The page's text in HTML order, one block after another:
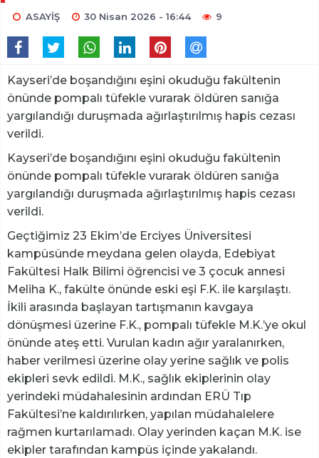
ASAYİŞ 30 Nisan 2026 - 16:44 9
Kayseri’de boşandığını eşini okuduğu fakültenin
önünde pompalı tüfekle vurarak öldüren sanığa
yargılandığı duruşmada ağırlaştırılmış hapis cezası
verildi.
Kayseri’de boşandığını eşini okuduğu fakültenin
önünde pompalı tüfekle vurarak öldüren sanığa
yargılandığı duruşmada ağırlaştırılmış hapis cezası
verildi.
Geçtiğimiz 23 Ekim’de Erciyes Üniversitesi
kampüsünde meydana gelen olayda, Edebiyat
Fakültesi Halk Bilimi öğrencisi ve 3 çocuk annesi
Meliha K., fakülte önünde eski eşi F.K. ile karşılaştı.
İkili arasında başlayan tartışmanın kavgaya
dönüşmesi üzerine F.K., pompalı tüfekle M.K.’ye okul
önünde ateş etti. Vurulan kadın ağır yaralanırken,
haber verilmesi üzerine olay yerine sağlık ve polis
ekipleri sevk edildi. M.K., sağlık ekiplerinin olay
yerindeki müdahalesinin ardından ERÜ Tıp
Fakültesi’ne kaldırılırken, yapılan müdahalelere
rağmen kurtarılamadı. Olay yerinden kaçan M.K. ise
ekipler tarafından kampüs içinde yakalandı.